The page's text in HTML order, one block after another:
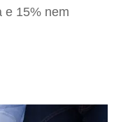
e 15% nem